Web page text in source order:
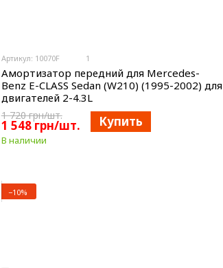
Артикул: 10070F 1
Амортизатор передний для Mercedes-
Benz E-CLASS Sedan (W210) (1995-2002) для
двигателей 2-4.3L
1 720 грн/шт.
1 548 грн/шт. Купить
В наличии
−10%